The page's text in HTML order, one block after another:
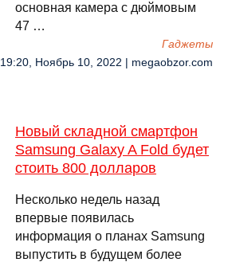
основная камера с дюймовым
47 …
Гаджеты
19:20, Ноябрь 10, 2022 | megaobzor.com
Новый складной смартфон
Samsung Galaxy A Fold будет
стоить 800 долларов
Несколько недель назад
впервые появилась
информация о планах Samsung
выпустить в будущем более